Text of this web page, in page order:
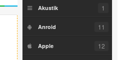
Akustik 1
Anroid 11
Apple 12